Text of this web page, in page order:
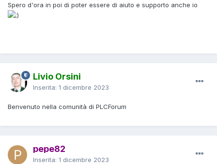
Spero d'ora in poi di poter essere di aiuto e supporto anche io
Livio Orsini
Inserita: 1 dicembre 2023
Benvenuto nella comunità di PLCForum
pepe82
Inserita: 1 dicembre 2023